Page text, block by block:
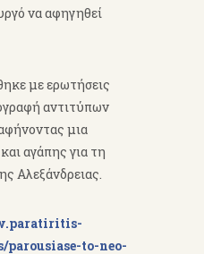
να αφηγηθεί
με ερωτήσεις
αντιτύπων
μια
αγάπης για τη
Αλεξάνδρειας.
to-neo-